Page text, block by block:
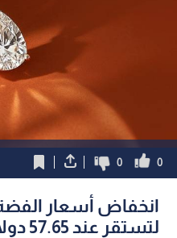
0
0
لتستقر عند 57.65 دولارا للأونصة